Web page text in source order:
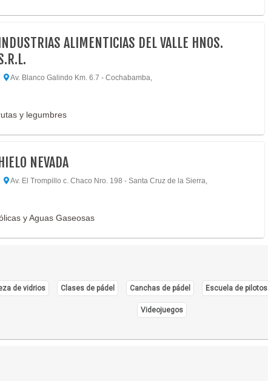
INDUSTRIAS ALIMENTICIAS DEL VALLE HNOS.
Av. Blanco Galindo Km. 6.7 - Cochabamba,
y legumbres
HIELO NEVADA
Av. El Trompillo c. Chaco Nro. 198 - Santa Cruz de la Sierra,
y Aguas Gaseosas
de vidrios Clases de pádel Canchas de pádel Escuela de pilotos
Videojuegos